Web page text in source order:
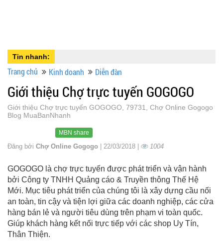
Tin nhanh:
Trang chủ Kinh doanh Diễn đàn
Giới thiệu Chợ trực tuyến GOGOGO
Giới thiệu Chợ trực tuyến GOGOGO, 79731, Chợ Online Gogogo
Blog MuaBanNhanh
MBN share
Đăng bởi Chợ Online Gogogo | 22/03/2018 | 1004
GOGOGO là chợ trực tuyến được phát triển và vận hành
bởi Công ty TNHH Quảng cáo & Truyền thông Thế Hệ
Mới. Mục tiêu phát triển của chúng tôi là xây dựng cầu nối
an toàn, tin cậy và tiện lợi giữa các doanh nghiệp, các cửa
hàng bán lẻ và người tiêu dùng trên phạm vi toàn quốc.
Giúp khách hàng kết nối trực tiếp với các shop Uy Tín,
Thân Thiện.